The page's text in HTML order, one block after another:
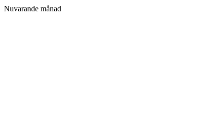
Nuvarande månad